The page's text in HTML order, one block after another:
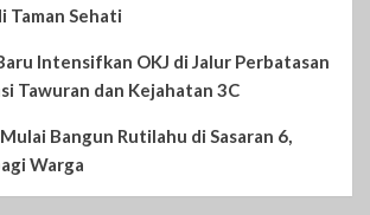
Taman Sehati‎
Intensifkan OKJ di Jalur Perbatasan
Tawuran dan Kejahatan 3C
Bangun Rutilahu di Sasaran 6,
Warga